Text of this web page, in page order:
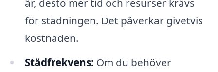
är, desto mer tid och resurser krävs
för städningen. Det påverkar givetvis
kostnaden.
Städfrekvens: Om du behöver